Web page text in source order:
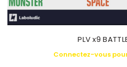
PLV x9
Connectez-vous